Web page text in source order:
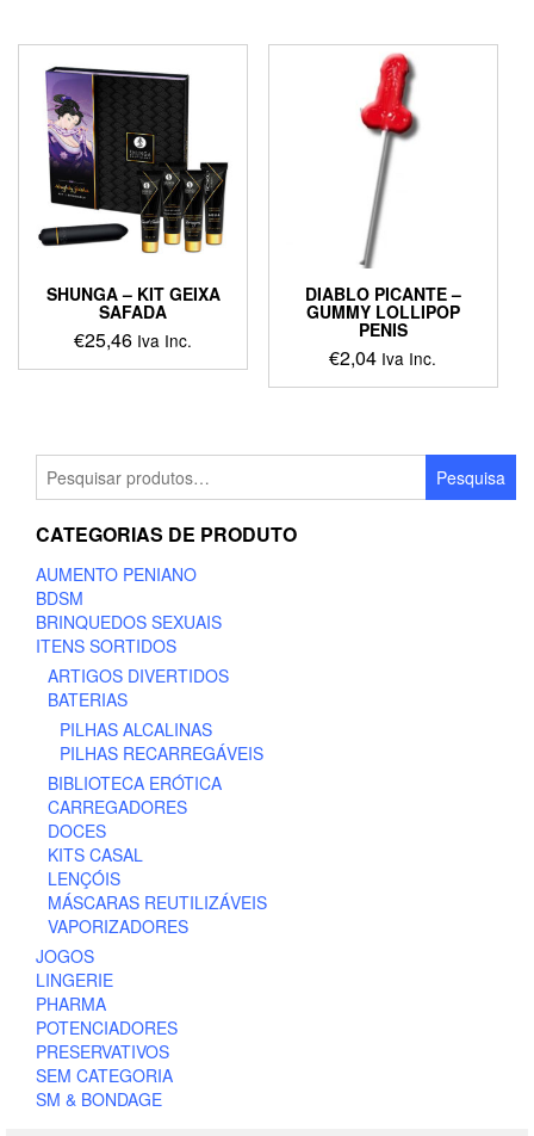
SHUNGA – KIT GEIXA
SAFADA
€25,46 Iva Inc.
DIABLO PICANTE –
GUMMY LOLLIPOP
PENIS
€2,04 Iva Inc.
por:
Pesquisa
CATEGORIAS DE PRODUTO
AUMENTO PENIANO
BDSM
BRINQUEDOS SEXUAIS
ITENS SORTIDOS
ARTIGOS DIVERTIDOS
BATERIAS
PILHAS ALCALINAS
PILHAS RECARREGÁVEIS
BIBLIOTECA ERÓTICA
CARREGADORES
DOCES
KITS CASAL
LENÇÓIS
MÁSCARAS REUTILIZÁVEIS
VAPORIZADORES
JOGOS
LINGERIE
PHARMA
POTENCIADORES
PRESERVATIVOS
SEM CATEGORIA
SM & BONDAGE